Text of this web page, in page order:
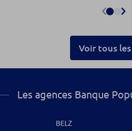
Voir tous les
Les agences Banque
BELZ